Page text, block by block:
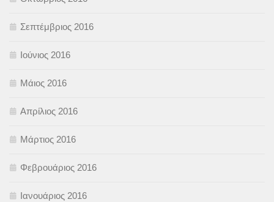
Σεπτέμβριος 2016
Ιούνιος 2016
Μάιος 2016
Απρίλιος 2016
Μάρτιος 2016
Φεβρουάριος 2016
Ιανουάριος 2016